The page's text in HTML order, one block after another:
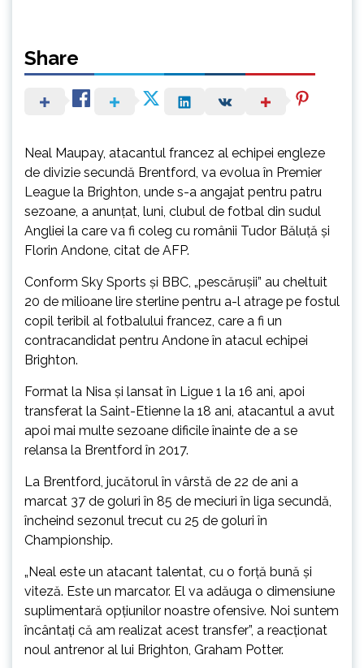
Share
Neal Maupay, atacantul francez al echipei engleze
de divizie secundă Brentford, va evolua în Premier
League la Brighton, unde s-a angajat pentru patru
sezoane, a anunţat, luni, clubul de fotbal din sudul
Angliei la care va fi coleg cu românii Tudor Băluţă şi
Florin Andone, citat de AFP.
Conform Sky Sports şi BBC, „pescăruşii” au cheltuit
20 de milioane lire sterline pentru a-l atrage pe fostul
copil teribil al fotbalului francez, care a fi un
contracandidat pentru Andone în atacul echipei
Brighton.
Format la Nisa şi lansat în Ligue 1 la 16 ani, apoi
transferat la Saint-Etienne la 18 ani, atacantul a avut
apoi mai multe sezoane dificile înainte de a se
relansa la Brentford în 2017.
La Brentford, jucătorul în vârstă de 22 de ani a
marcat 37 de goluri în 85 de meciuri în liga secundă,
încheind sezonul trecut cu 25 de goluri în
Championship.
„Neal este un atacant talentat, cu o forţă bună şi
viteză. Este un marcator. El va adăuga o dimensiune
suplimentară opţiunilor noastre ofensive. Noi suntem
încântaţi că am realizat acest transfer”, a reacţionat
noul antrenor al lui Brighton, Graham Potter.